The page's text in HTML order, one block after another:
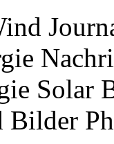
Solar
Bilder